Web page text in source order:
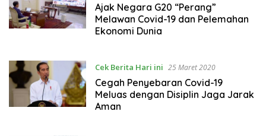
Ajak Negara G20 “Perang”
Melawan Covid-19 dan Pelemahan
Ekonomi Dunia
Cek Berita Hari ini 25 Maret 2020
Cegah Penyebaran Covid-19
Meluas dengan Disiplin Jaga Jarak
Aman